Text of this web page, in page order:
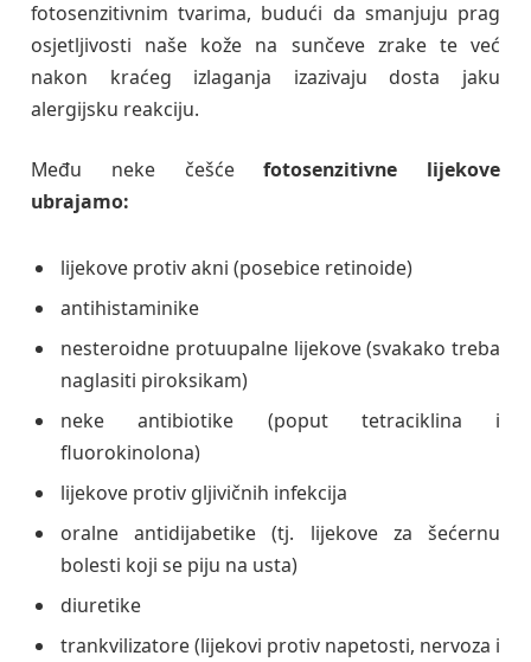
fotosenzitivnim tvarima, budući da smanjuju prag
osjetljivosti naše kože na sunčeve zrake te već
nakon kraćeg izlaganja izazivaju dosta jaku
alergijsku reakciju.
Među neke češćefotosenzitivne lijekove
ubrajamo:
lijekove protiv akni (posebice retinoide)
antihistaminike
nesteroidne protuupalne lijekove (svakako treba
naglasiti piroksikam)
neke antibiotike (poput tetraciklina i
fluorokinolona)
lijekove protiv gljivičnih infekcija
oralne antidijabetike (tj. lijekove za šećernu
bolesti koji se piju na usta)
diuretike
trankvilizatore (lijekovi protiv napetosti, nervoza i